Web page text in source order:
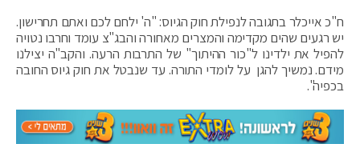
ח"כ אייכלר בתגובה לנפילת חוק הגיוס: "ה' ילחם לכם ואתם תחרישון.
יש רגעים שהים מקדימה והמצרים מאחורה והבג"צ עומד וחרבו נטויה
להפיל את ילדינו ל"כור ההיתוך" של התרבות הרעה. והקב"ה יצילנו
מידם. נמשיך להגן על לומדי התורה. עד שנבטל את חוק גיוס החובה
בכפיה".